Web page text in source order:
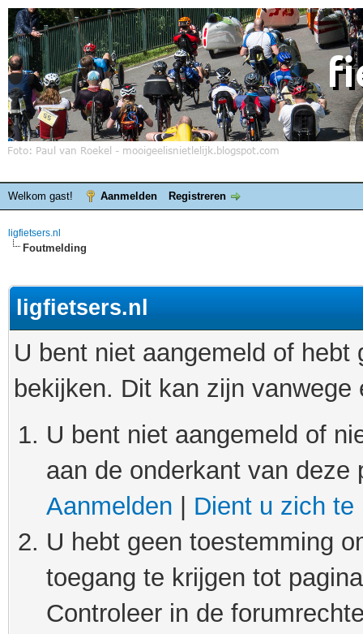
Welkom gast! Aanmelden Registreren
ligfietsers.nl
Foutmelding
ligfietsers.nl
U bent niet aangemeld of
bekijken. Dit kan zijn
U bent niet aangemeld of
aan de onderkant van
Aanmelden
Dient u zich te
U hebt geen toestemming
toegang te krijgen tot
Controleer in de